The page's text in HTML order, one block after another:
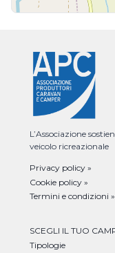
L’Associazione
veicolo ricreazionale
Privacy policy »
Cookie policy »
Termini e condizioni »
SCEGLI IL TUO
Tipologie